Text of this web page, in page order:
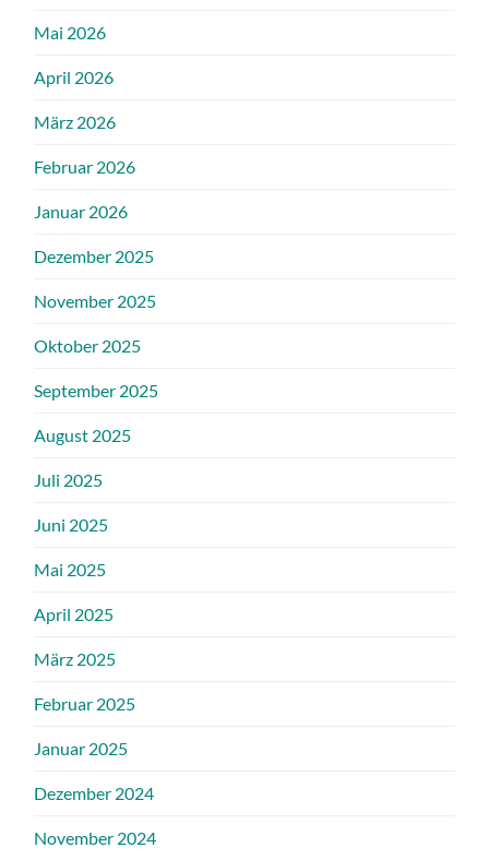
Mai 2026
April 2026
März 2026
Februar 2026
Januar 2026
Dezember 2025
November 2025
Oktober 2025
September 2025
August 2025
Juli 2025
Juni 2025
Mai 2025
April 2025
März 2025
Februar 2025
Januar 2025
Dezember 2024
November 2024